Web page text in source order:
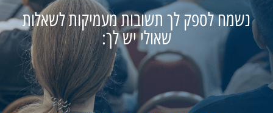
נשמח לספק לך תשובות מעמיקות לשאלות
שאולי יש לך: